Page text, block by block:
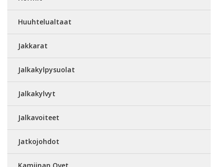
Huuhtelualtaat
Jakkarat
Jalkakylpysuolat
Jalkakylvyt
Jalkavoiteet
Jatkojohdot